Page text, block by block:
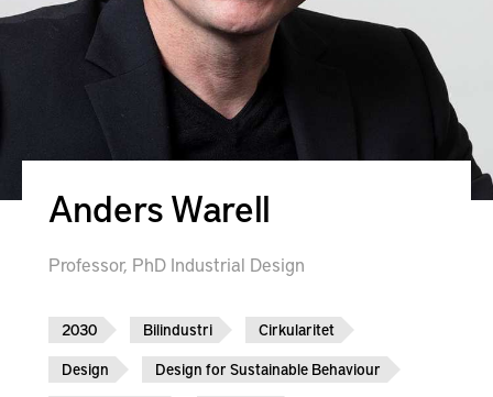
Anders Warell
Professor, PhD Industrial Design
2030 Bilindustri
Cirkularitet
Design
Design for Sustainable Behaviour